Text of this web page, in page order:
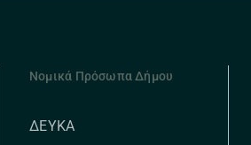
Νομικά Πρόσωπα Δήμου
ΔΕΥΚΑ